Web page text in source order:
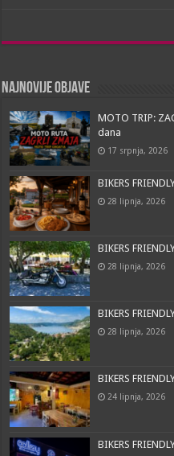
e
o
k
t
p
p
e
s
e
r
i
Najnovije objave
MOTO TRIP:
dana
17 srpnja, 2026
BIKERS
28 lipnja, 2026
BIKERS
28 lipnja, 2026
BIKERS
28 lipnja, 2026
BIKERS
24 lipnja, 2026
BIKERS